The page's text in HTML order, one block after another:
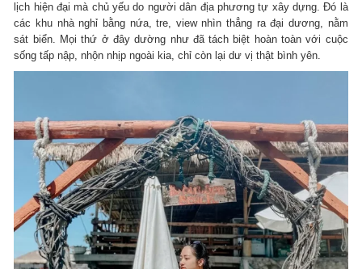
lịch hiện đại mà chủ yếu do người dân địa phương tự xây dựng. Đó là
các khu nhà nghỉ bằng nứa, tre, view nhìn thẳng ra đại dương, nằm
sát biển. Mọi thứ ở đây dường như đã tách biệt hoàn toàn với cuộc
sống tấp nập, nhộn nhịp ngoài kia, chỉ còn lại dư vị thật bình yên.